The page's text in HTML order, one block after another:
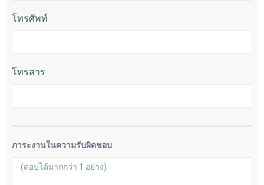
โทรศัพท์
โทรสาร
ภาระงานในความรับผิดชอบ